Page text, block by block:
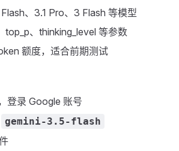
、3.1 Pro、3 Flash 等模型
top_p、thinking_level 等参数
额度，适合前期测试
登录 Google 账号
gemini-3.5-flash